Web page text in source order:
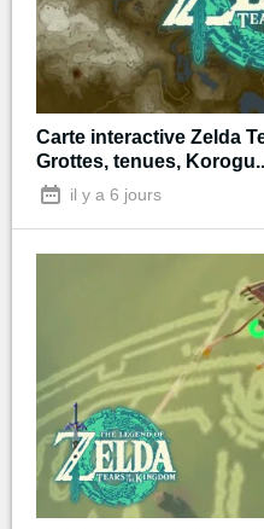
Carte interactive Zelda
Grottes, tenues,
il y a 6 jours